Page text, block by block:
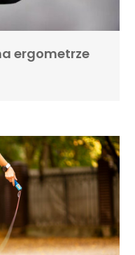
ergometrze